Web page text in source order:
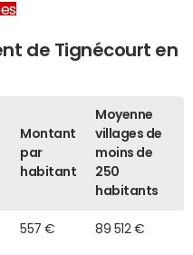
de Tignécourt en
Montant
par
habitant
Moyenne
villages de
moins de
250
habitants
557 € 89 512 €